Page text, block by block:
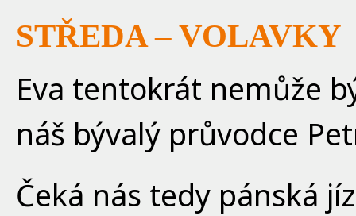
STŘEDA – VOLAVKY
Eva tentokrát nemůže
náš bývalý průvodce
Čeká nás tedy pánská